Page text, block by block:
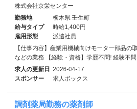
株式会社京栄センター
勤務地
栃木県 壬生町
給与タイプ
時給1,400円
雇用形態
派遣社員
【仕事内容】産業用機械向けモーター部品の
などの業務 【経験・資格】学歴不問! 経験不問
求人の更新日 2026-04-17
スポンサー
求人ボックス
調剤薬局勤務の薬剤師